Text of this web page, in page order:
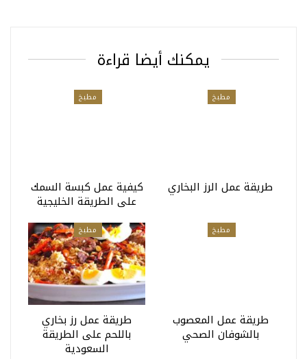
يمكنك أيضا قراءة
مطبخ
طريقة عمل الرز البخاري
مطبخ
كيفية عمل كبسة السمك
على الطريقة الخليجية
مطبخ
طريقة عمل المعصوب
بالشوفان الصحي
مطبخ
طريقة عمل رز بخاري
باللحم على الطريقة
السعودية